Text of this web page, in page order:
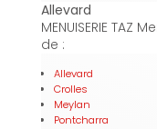
Allevard
MENUISERIE
de :
Allevard
Crolles
Meylan
Pontcharra